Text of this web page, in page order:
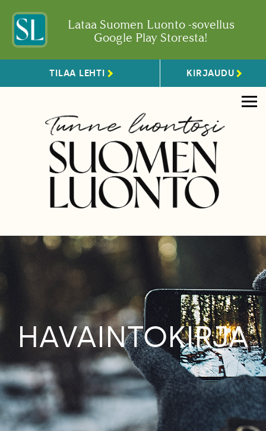
Lataa Suomen Luonto -sovellus
Google Play Storesta!
TILAA LEHTI KIRJAUDU
HAVAINTOKIRJA